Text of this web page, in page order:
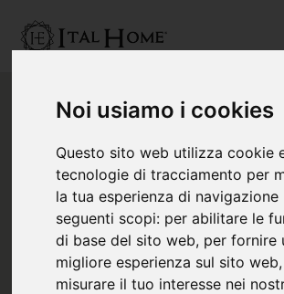
Noi usiamo i cookies
Questo sito web utilizza cookie
tecnologie di tracciamento per
la tua esperienza di navigazione
seguenti scopi: per abilitare le
di base del sito web, per fornire
migliore esperienza sul sito web,
misurare il tuo interesse nei